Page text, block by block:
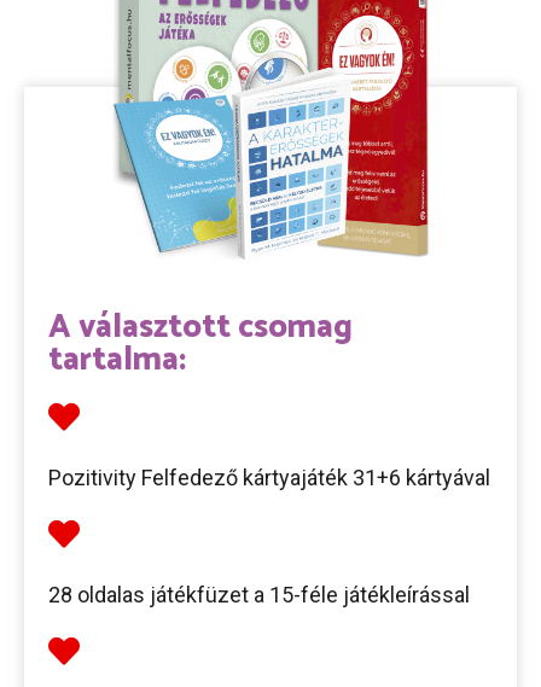
A választott csomag
tartalma:
Pozitivity Felfedező kártyajáték 31+6 kártyával
28 oldalas játékfüzet a 15-féle játékleírással